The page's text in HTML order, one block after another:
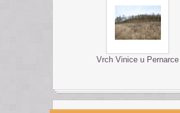
Vrch Vinice u Pernarce